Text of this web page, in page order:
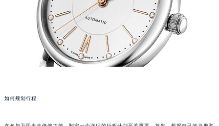
如何规划行程